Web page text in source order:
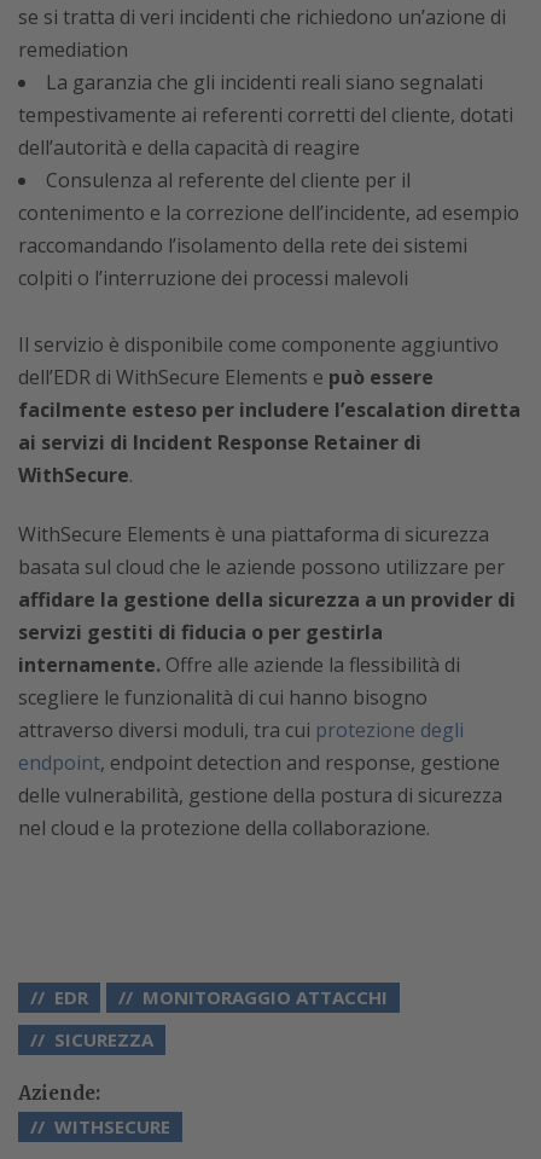
se si tratta di veri incidenti che richiedono un’azione di
remediation
La garanzia che gli incidenti reali siano segnalati
tempestivamente ai referenti corretti del cliente, dotati
dell’autorità e della capacità di reagire
Consulenza al referente del cliente per il
contenimento e la correzione dell’incidente, ad esempio
raccomandando l’isolamento della rete dei sistemi
colpiti o l’interruzione dei processi malevoli
Il servizio è disponibile come componente aggiuntivo
dell’EDR di WithSecure Elements e può essere
facilmente esteso per includere l’escalation diretta
ai servizi di Incident Response Retainer di
WithSecure.
WithSecure Elements è una piattaforma di sicurezza
basata sul cloud che le aziende possono utilizzare per
affidare la gestione della sicurezza a un provider di
servizi gestiti di fiducia o per gestirla
internamente. Offre alle aziende la flessibilità di
scegliere le funzionalità di cui hanno bisogno
attraverso diversi moduli, tra cui protezione degli
endpoint, endpoint detection and response, gestione
delle vulnerabilità, gestione della postura di sicurezza
nel cloud e la protezione della collaborazione.
EDR
MONITORAGGIO ATTACCHI
SICUREZZA
Aziende:
WITHSECURE